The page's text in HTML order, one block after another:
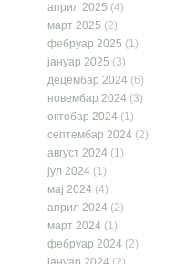
април 2025 (4)
март 2025 (2)
фебруар 2025 (1)
јануар 2025 (3)
децембар 2024(6)
новембар 2024(3)
октобар 2024(1)
септембар 2024(2)
август 2024(1)
јул 2024(1)
мај 2024(4)
април 2024(2)
март 2024(1)
фебруар 2024(2)